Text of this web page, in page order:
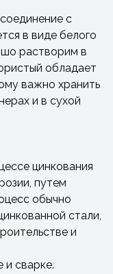
с
в виде белого
растворим в
обладает
важно хранить
и в сухой
цинкования
путем
обычно
стали,
и
сварке.